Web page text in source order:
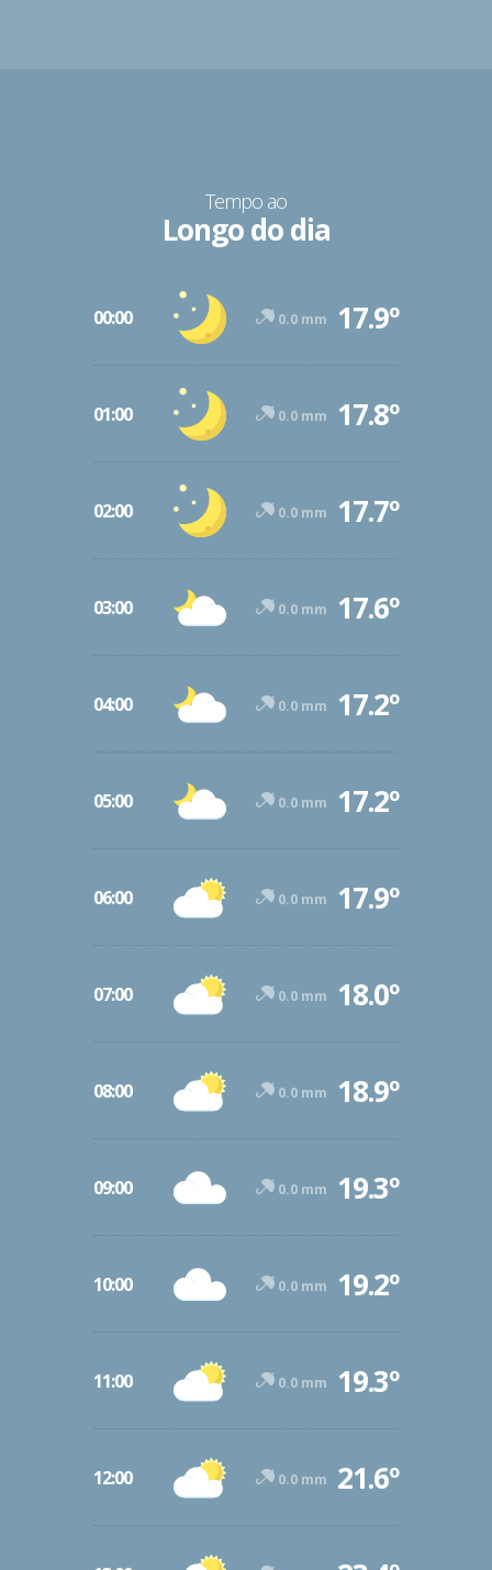
Tempo ao
Longo do dia
00:00 0.0 mm 17.9º
01:00 0.0 mm 17.8º
02:00 0.0 mm 17.7º
03:00 0.0 mm 17.6º
04:00 0.0 mm 17.2º
05:00 0.0 mm 17.2º
06:00 0.0 mm 17.9º
07:00 0.0 mm 18.0º
08:00 0.0 mm 18.9º
09:00 0.0 mm 19.3º
10:00 0.0 mm 19.2º
11:00 0.0 mm 19.3º
12:00 0.0 mm 21.6º